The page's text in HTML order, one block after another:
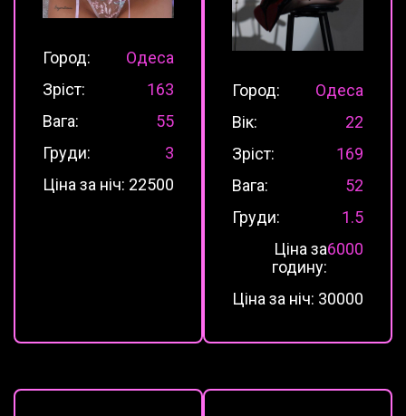
Город:
Одеса
Зріст:
163
Вага:
55
Груди:
3
Ціна за ніч: 22500
Город:
Одеса
Вік:
22
Зріст:
169
Вага:
52
Груди:
1.5
Ціна за
годину:
6000
Ціна за ніч: 30000